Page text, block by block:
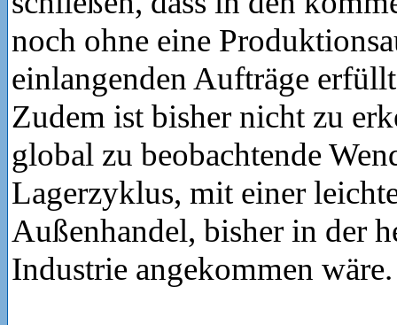
noch ohne eine
einlangenden Aufträge
Zudem ist bisher nicht zu
global zu beobachtende
Lagerzyklus, mit einer
Außenhandel, bisher in der
Industrie angekommen wäre.